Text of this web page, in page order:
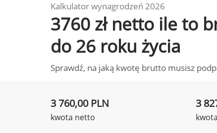
Kalkulator wynagrodzeń 2026
3760 zł netto ile to
do 26 roku życia
Sprawdź, na jaką kwotę brutto musisz
3 760,00 PLN
kwota netto
3